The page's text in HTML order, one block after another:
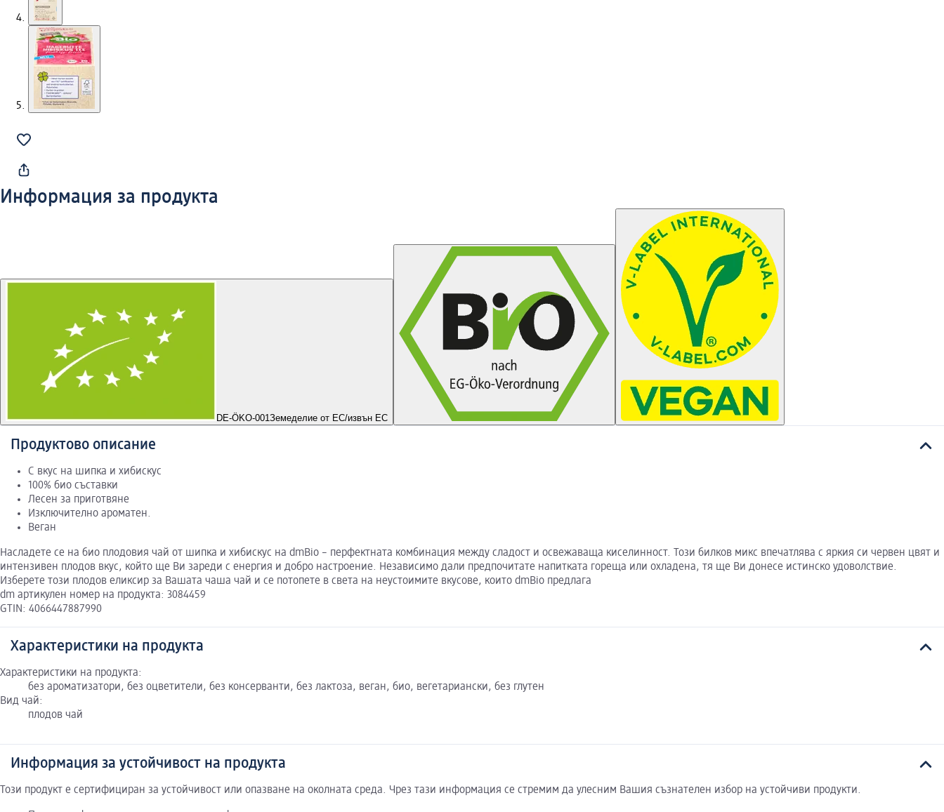
Информация за продукта
DE-ÖKO-001Земеделие от ЕС/извън ЕС
Продуктово описание
С вкус на шипка и хибискус
100% био съставки
Лесен за приготвяне
Изключително ароматен.
Веган
Насладете се на био плодовия чай от шипка и хибискус на dmBio – перфектната комбинация между сладост и освежаваща киселинност. Този билков микс впечатлява с яркия си червен цвят и
интензивен плодов вкус, който ще Ви зареди с енергия и добро настроение. Независимо дали предпочитате напитката гореща или охладена, тя ще Ви донесе истинско удоволствие.
Изберете този плодов еликсир за Вашата чаша чай и се потопете в света на неустоимите вкусове, които dmBio предлага
dm артикулен номер на продукта: 3084459
GTIN: 4066447887990
Характеристики на продукта
Характеристики на продукта:
без ароматизатори, без оцветители, без консерванти, без лактоза, веган, био, вегетариански, без глутен
Вид чай:
плодов чай
Информация за устойчивост на продукта
Този продукт е сертифициран за устойчивост или опазване на околната среда. Чрез тази информация се стремим да улесним Вашия съзнателен избор на устойчиви продукти.